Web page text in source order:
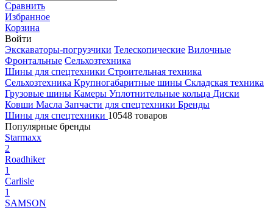
Сравнить
Избранное
Корзина
Войти
Экскаваторы-погрузчики Телескопические Вилочные
Фронтальные Сельхозтехника
Шины для спецтехники Строительная техника
Сельхозтехника Крупногабаритные шины Складская техника
Грузовые шины Камеры Уплотнительные кольца Диски
Ковши Масла Запчасти для спецтехники Бренды
Шины для спецтехники 10548 товаров
Популярные бренды
Starmaxx
2
Roadhiker
1
Carlisle
1
SAMSON